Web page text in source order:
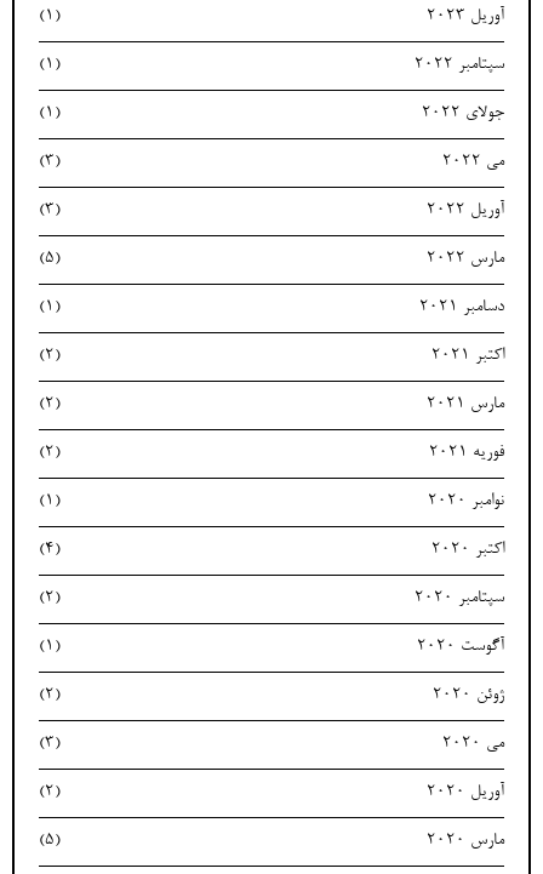
آوریل 2023 (1)
سپتامبر 2022 (1)
جولای 2022 (1)
می 2022 (3)
آوریل 2022 (3)
مارس 2022 (5)
دسامبر 2021 (1)
اکتبر 2021 (2)
مارس 2021 (2)
فوریه 2021 (2)
نوامبر 2020 (1)
اکتبر 2020 (4)
سپتامبر 2020 (2)
آگوست 2020 (1)
ژوئن 2020 (2)
می 2020 (3)
آوریل 2020 (2)
مارس 2020 (5)